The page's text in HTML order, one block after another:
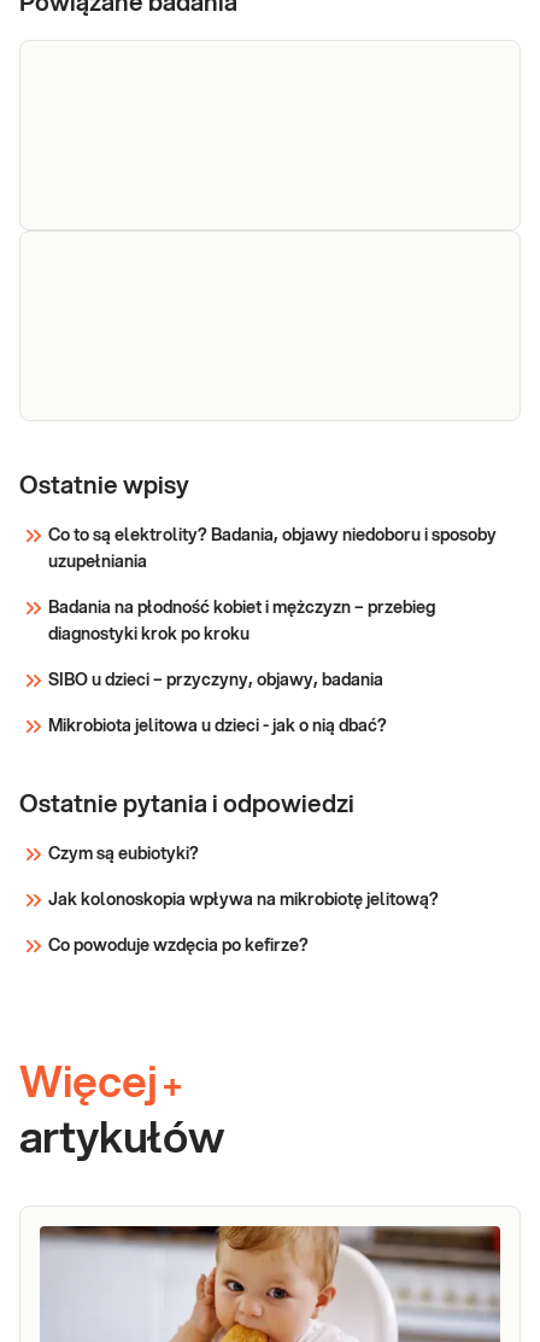
K1.
Ostatnie wpisy
Co to są elektrolity? Badania, objawy niedoboru i sposoby
uzupełniania
Badania na płodność kobiet i mężczyzn – przebieg
diagnostyki krok po kroku
SIBO u dzieci – przyczyny, objawy, badania
Mikrobiota jelitowa u dzieci - jak o nią dbać?
Ostatnie pytania i odpowiedzi
Czym są eubiotyki?
Jak kolonoskopia wpływa na mikrobiotę jelitową?
Co powoduje wzdęcia po kefirze?
Więcej +
artykułów